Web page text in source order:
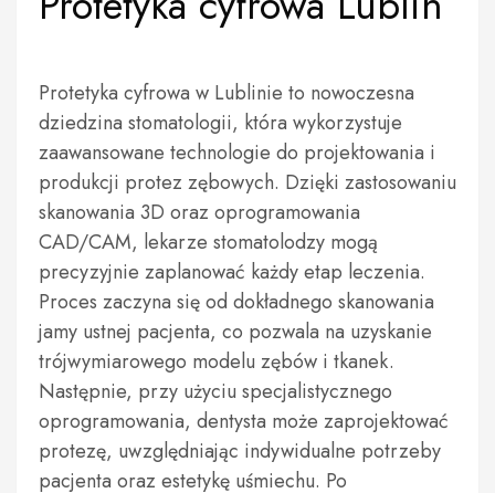
Protetyka cyfrowa w Lublinie to nowoczesna
dziedzina stomatologii, która wykorzystuje
zaawansowane technologie do projektowania i
produkcji protez zębowych. Dzięki zastosowaniu
skanowania 3D oraz oprogramowania
CAD/CAM, lekarze stomatolodzy mogą
precyzyjnie zaplanować każdy etap leczenia.
Proces zaczyna się od dokładnego skanowania
jamy ustnej pacjenta, co pozwala na uzyskanie
trójwymiarowego modelu zębów i tkanek.
Następnie, przy użyciu specjalistycznego
oprogramowania, dentysta może zaprojektować
protezę, uwzględniając indywidualne potrzeby
pacjenta oraz estetykę uśmiechu. Po